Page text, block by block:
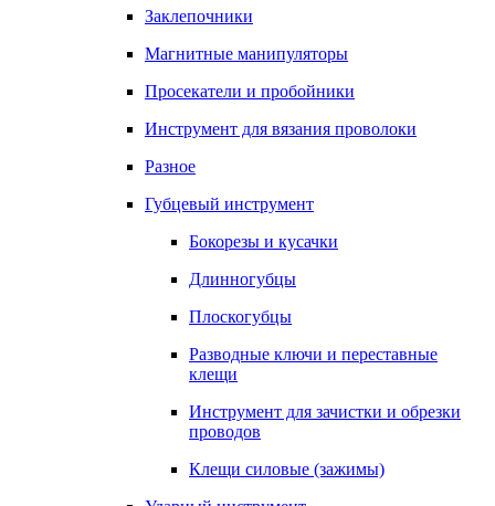
Заклепочники
Магнитные манипуляторы
Просекатели и пробойники
Инструмент для вязания проволоки
Разное
Губцевый инструмент
Бокорезы и кусачки
Длинногубцы
Плоскогубцы
Разводные ключи и переставные
клещи
Инструмент для зачистки и обрезки
проводов
Клещи силовые (зажимы)